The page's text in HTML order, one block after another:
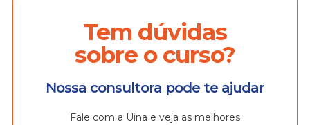
Tem dúvidas
sobre o curso?
Nossa consultora pode te ajudar
Fale com a Uina e veja as melhores